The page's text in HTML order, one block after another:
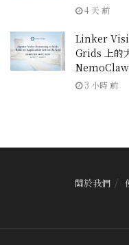
4 天 前
Linker
Grids 上的
3 小時 前
關於我們